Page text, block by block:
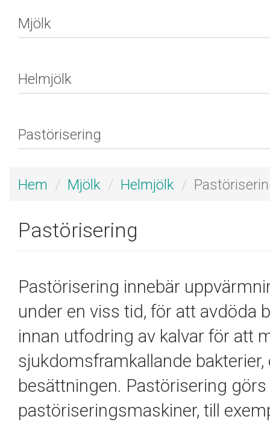
Hem Mjölk Helmjölk
Pastörisering
Pastörisering innebär
under en viss tid, för att avdöda
innan utfodring av kalvar för att
sjukdomsframkallande
besättningen. Pastörisering
pastöriseringsmaskiner, till